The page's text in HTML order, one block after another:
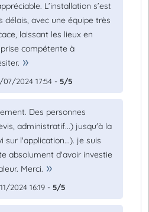
L’installation s’est
délais, avec une équipe très
laissant les lieux en
compétente à
07/2024 17:54 - 5/5
Des personnes
administratif...) jusqu'à la
sur l'application...). je suis
absolument d'avoir investie
Merci.
2024 16:19 - 5/5